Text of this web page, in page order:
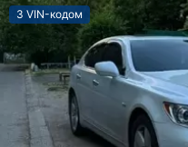
З VIN-кодом